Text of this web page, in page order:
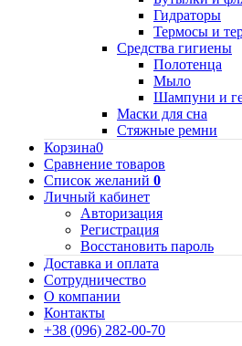
Гидраторы
Термосы и
Средства гигиены
Полотенца
Мыло
Шампуни и
Маски для сна
Стяжные ремни
Корзина0
Сравнение товаров
Список желаний 0
Личный кабинет
Авторизация
Регистрация
Восстановить пароль
Доставка и оплата
Сотрудничество
О компании
Контакты
+38 (096) 282-00-70